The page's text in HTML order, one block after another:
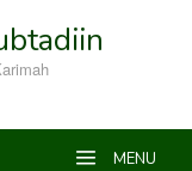
MENU